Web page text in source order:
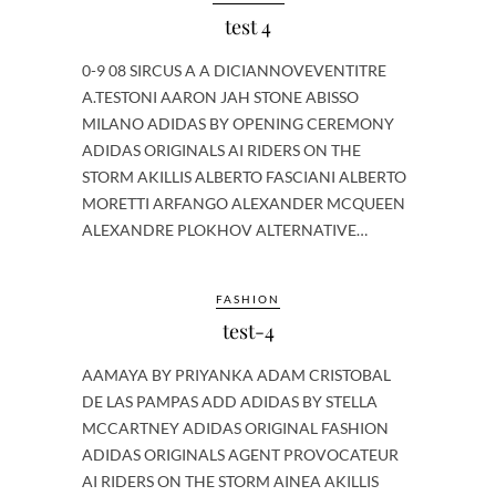
test 4
0-9 08 SIRCUS A A DICIANNOVEVENTITRE
A.TESTONI AARON JAH STONE ABISSO
MILANO ADIDAS BY OPENING CEREMONY
ADIDAS ORIGINALS AI RIDERS ON THE
STORM AKILLIS ALBERTO FASCIANI ALBERTO
MORETTI ARFANGO ALEXANDER MCQUEEN
ALEXANDRE PLOKHOV ALTERNATIVE…
FASHION
test-4
AAMAYA BY PRIYANKA ADAM CRISTOBAL
DE LAS PAMPAS ADD ADIDAS BY STELLA
MCCARTNEY ADIDAS ORIGINAL FASHION
ADIDAS ORIGINALS AGENT PROVOCATEUR
AI RIDERS ON THE STORM AINEA AKILLIS